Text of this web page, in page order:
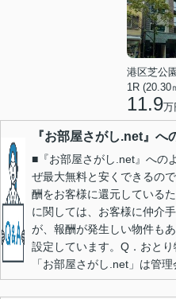
港区芝公
1R (20.30
11.9万
『お部屋さがし.net』へ
■『お部屋さがし.net』への
ぜ最大無料と安くできるの
酬をお客様に還元している
に関しては、お客様に仲介
が、報酬が発生しい物件も
設定しています。Q．おと
「お部屋さがし.net」は管